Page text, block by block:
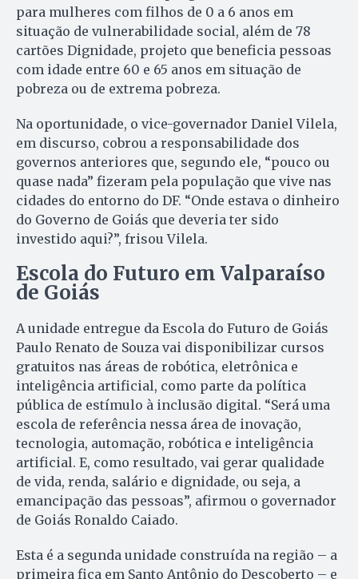
para mulheres com filhos de 0 a 6 anos em
situação de vulnerabilidade social, além de 78
cartões Dignidade, projeto que beneficia pessoas
com idade entre 60 e 65 anos em situação de
pobreza ou de extrema pobreza.
Na oportunidade, o vice-governador Daniel Vilela,
em discurso, cobrou a responsabilidade dos
governos anteriores que, segundo ele, “pouco ou
quase nada” fizeram pela população que vive nas
cidades do entorno do DF. “Onde estava o dinheiro
do Governo de Goiás que deveria ter sido
investido aqui?”, frisou Vilela.
Escola do Futuro em Valparaíso
de Goiás
A unidade entregue da Escola do Futuro de Goiás
Paulo Renato de Souza vai disponibilizar cursos
gratuitos nas áreas de robótica, eletrônica e
inteligência artificial, como parte da política
pública de estímulo à inclusão digital. “Será uma
escola de referência nessa área de inovação,
tecnologia, automação, robótica e inteligência
artificial. E, como resultado, vai gerar qualidade
de vida, renda, salário e dignidade, ou seja, a
emancipação das pessoas”, afirmou o governador
de Goiás Ronaldo Caiado.
Esta é a segunda unidade construída na região – a
primeira fica em Santo Antônio do Descoberto – e